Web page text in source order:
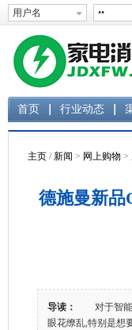
首页 行业动态
主页 /新闻 > 网上购物 >
德施曼新品
导读：
对于智能
眼花缭乱,特别是想